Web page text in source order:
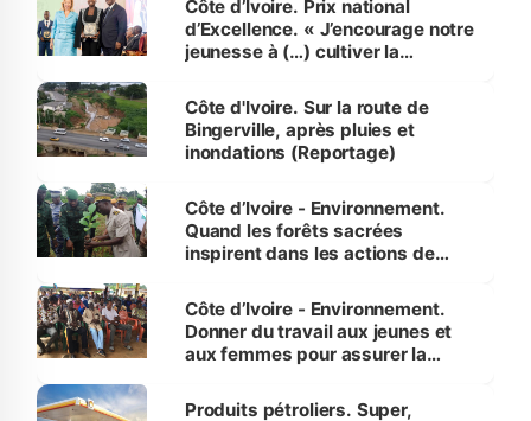
Côte d’Ivoire. Prix national
d’Excellence. « J’encourage notre
jeunesse à (…) cultiver la
(Alassane Ouattara
Côte d'Ivoire. Sur la route de
Bingerville, après pluies et
inondations (Reportage)
Côte d’Ivoire - Environnement.
Quand les forêts sacrées
inspirent dans les actions de
Côte d’Ivoire - Environnement.
Donner du travail aux jeunes et
aux femmes pour assurer la
menacées
Produits pétroliers. Super,